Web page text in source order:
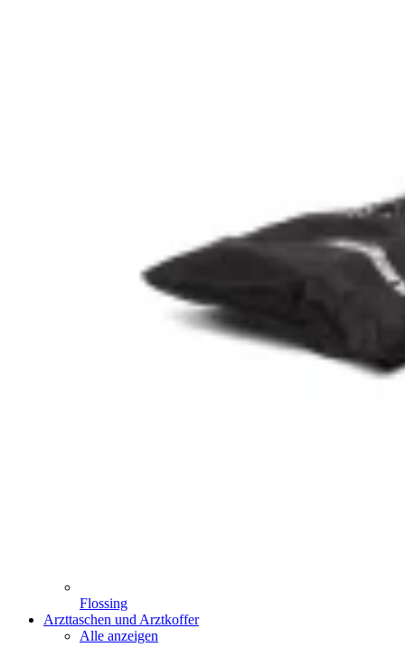
Flossing
Arzttaschen und Arztkoffer
Alle anzeigen